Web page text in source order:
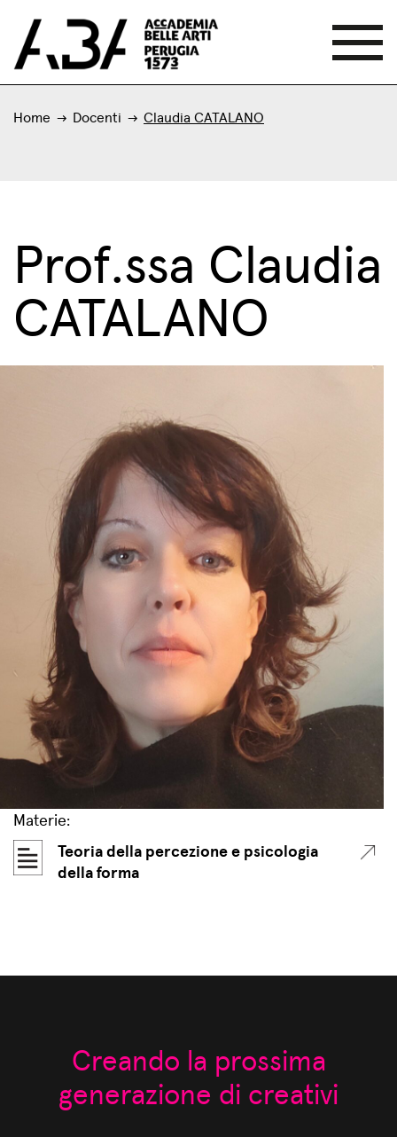
Home Docenti Claudia CATALANO
Prof.ssa Claudia
CATALANO
Materie:
Teoria della percezione e psicologia
della forma
Creando la prossima
generazione di creativi